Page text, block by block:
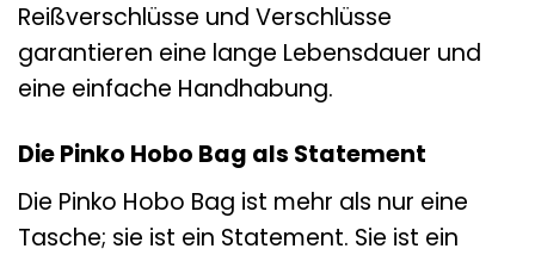
Reißverschlüsse und Verschlüsse
garantieren eine lange Lebensdauer und
eine einfache Handhabung.
Die Pinko Hobo Bag als Statement
Die Pinko Hobo Bag ist mehr als nur eine
Tasche; sie ist ein Statement. Sie ist ein